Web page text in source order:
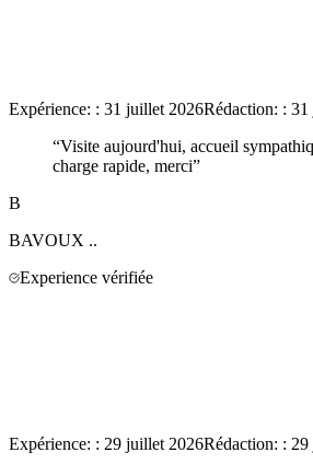
Expérience: : 31 juillet 2026Rédaction: : 31
“Visite aujourd'hui, accueil
charge rapide, merci”
B
BAVOUX ..
Experience vérifiée
Expérience: : 29 juillet 2026Rédaction: :